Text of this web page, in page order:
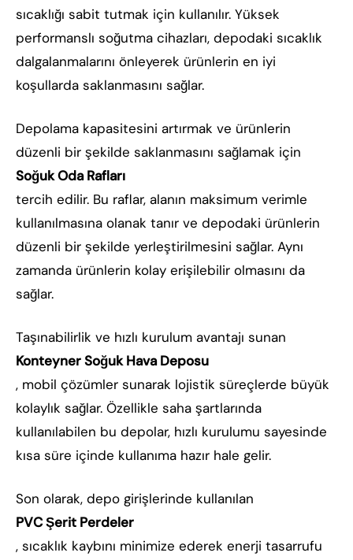
sıcaklığı sabit tutmak için kullanılır. Yüksek
performanslı soğutma cihazları, depodaki sıcaklık
dalgalanmalarını önleyerek ürünlerin en iyi
koşullarda saklanmasını sağlar.
Depolama kapasitesini artırmak ve ürünlerin
düzenli bir şekilde saklanmasını sağlamak için
Soğuk Oda Rafları
tercih edilir. Bu raflar, alanın maksimum verimle
kullanılmasına olanak tanır ve depodaki ürünlerin
düzenli bir şekilde yerleştirilmesini sağlar. Aynı
zamanda ürünlerin kolay erişilebilir olmasını da
sağlar.
Taşınabilirlik ve hızlı kurulum avantajı sunan
Konteyner Soğuk Hava Deposu
, mobil çözümler sunarak lojistik süreçlerde büyük
kolaylık sağlar. Özellikle saha şartlarında
kullanılabilen bu depolar, hızlı kurulumu sayesinde
kısa süre içinde kullanıma hazır hale gelir.
Son olarak, depo girişlerinde kullanılan
PVC Şerit Perdeler
, sıcaklık kaybını minimize ederek enerji tasarrufu